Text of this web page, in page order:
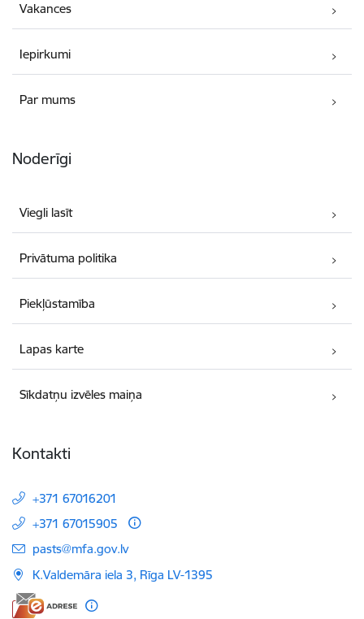
Vakances
Iepirkumi
Par mums
Noderīgi
Viegli lasīt
Privātuma politika
Piekļūstamība
Lapas karte
Sīkdatņu izvēles maiņa
Kontakti
+371 67016201
+371 67015905
E-pasts:
pasts@mfa.gov.lv
K.Valdemāra iela 3, Rīga LV-1395